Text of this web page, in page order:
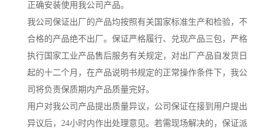
正确安装使用我公司产品。
我公司保证出厂的产品均按照有关国家标准生产和检验，不
合格的产品绝不出厂。保证严格履行、兑现产品三包，严格
执行国家工业产品售后服务有关规定，对出厂产品自发货日
起的十二个月，在产品说明书规定的正常操作条件下，我公
司将负责保质期内产品质量完好。
用户对我公司产品提出质量异议，公司保证在接到用户提出
异议后，24小时内作出处理意见。若需现场解决的，保证派